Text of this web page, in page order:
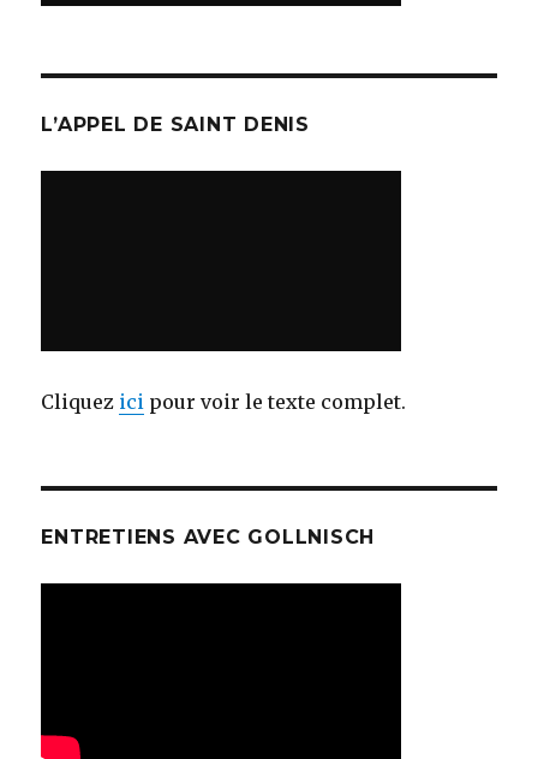
L’APPEL DE SAINT DENIS
Cliquez ici pour voir le texte complet.
ENTRETIENS AVEC GOLLNISCH